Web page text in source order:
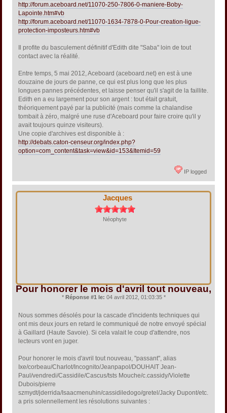
http://forum.aceboard.net/11070-250-7806-0-maniere-Boby-
Lapointe.htm#vb
http://forum.aceboard.net/11070-1634-7878-0-Pour-creation-ligue-
protection-imposteurs.htm#vb
Il profite du basculement définitif d'Edith dite "Saba" loin de tout
contact avec la réalité.
Entre temps, 5 mai 2012, Aceboard (aceboard.net) en est à une
douzaine de jours de panne, ce qui est plus long que les plus
longues pannes précédentes, et laisse penser qu'il s'agit de la faillite.
Edith en a eu largement pour son argent : tout était gratuit,
théoriquement payé par la publicité (mais comme la chalandise
tombait à zéro, malgré une ruse d'Aceboard pour faire croire qu'il y
avait toujours quinze visiteurs).
Une copie d'archives est disponible à :
http://debats.caton-censeur.org/index.php?
option=com_content&task=view&id=153&Itemid=59
IP logged
Jacques
Néophyte
Pour honorer le mois d'avril tout nouveau,
* Réponse #1 le: 04 avril 2012, 01:03:35 *
Nous sommes désolés pour la cascade d'incidents techniques qui
ont mis deux jours en retard le communiqué de notre envoyé spécial
à Gaillard (Haute Savoie). Si cela valait le coup d'attendre, nos
lecteurs vont en juger.
Pour honorer le mois d'avril tout nouveau, "passant", alias
Ixe/corbeau/Charlot/Incognito/Jeanpapol/DOUHAIT Jean-
Paul/vendredi/Cassidile/Cascus/tsts Mouche/c.cassidy/Violette
Dubois/pierre
szmydt/jderrida/Isaacmenuhin/cassidiledogo/gretel/Jacky Dupont/etc.
a pris solennellement les résolutions suivantes :